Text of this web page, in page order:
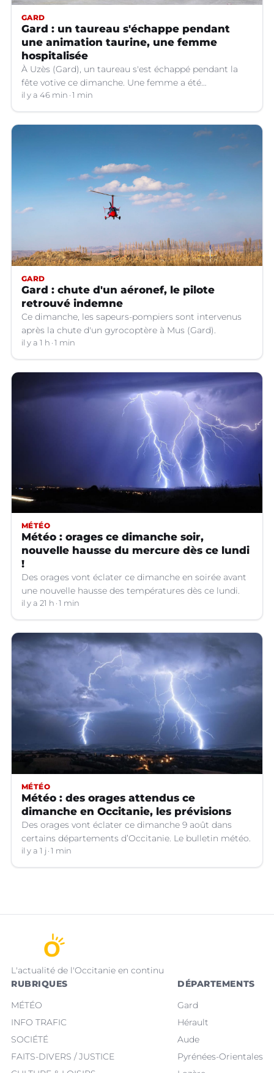
GARD
Gard : un taureau s'échappe pendant
une animation taurine, une femme
hospitalisée
À Uzès (Gard), un taureau s'est échappé pendant la
fête votive ce dimanche. Une femme a été
légèrement blessée et transportée à l'hôpital.
il y a 46 min 1 min
GARD
Gard : chute d'un aéronef, le pilote
retrouvé indemne
Ce dimanche, les sapeurs-pompiers sont intervenus
après la chute d'un gyrocoptère à Mus (Gard).
il y a 1 h 1 min
MÉTÉO
Météo : orages ce dimanche soir,
nouvelle hausse du mercure dès ce lundi
!
Des orages vont éclater ce dimanche en soirée avant
une nouvelle hausse des températures dès ce lundi.
il y a 21 h 1 min
MÉTÉO
Météo : des orages attendus ce
dimanche en Occitanie, les prévisions
Des orages vont éclater ce dimanche 9 août dans
certains départements d’Occitanie. Le bulletin météo.
il y a 1 j 1 min
L'actualité de l'Occitanie en continu
RUBRIQUES
MÉTÉO
INFO TRAFIC
SOCIÉTÉ
FAITS-DIVERS / JUSTICE
DÉPARTEMENTS
Gard
Hérault
Aude
Pyrénées-Orientales